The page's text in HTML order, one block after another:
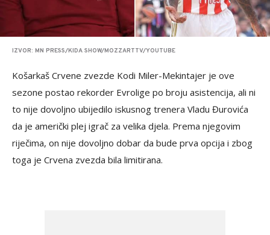
IZVOR: MN PRESS/KIDA SHOW/MOZZARTTV/YOUTUBE
Košarkaš Crvene zvezde Kodi Miler-Mekintajer je ove
sezone postao rekorder Evrolige po broju asistencija, ali ni
to nije dovoljno ubijedilo iskusnog trenera Vladu Đurovića
da je američki plej igrač za velika djela. Prema njegovim
riječima, on nije dovoljno dobar da bude prva opcija i zbog
toga je Crvena zvezda bila limitirana.